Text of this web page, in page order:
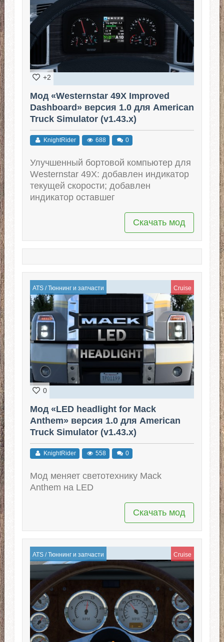
+2
Мод «Westernstar 49X Improved
Dashboard» версия 1.0 для American
Truck Simulator (v1.43.x)
KnightRider 688 0
Улучшенный бортовой компьютер для
Westernstar 49X: добавлен индикатор
текущей скорости; добавлен
индикатор оставшег
Скачать мод
ATS/Тюннинг и запчасти Cruise
0
Мод «LED headlight for Mack
Anthem» версия 1.0 для American
Truck Simulator (v1.43.x)
KnightRider 558 0
Мод меняет светотехнику Mack
Anthem на LED
Скачать мод
ATS/Тюннинг и запчасти Cruise